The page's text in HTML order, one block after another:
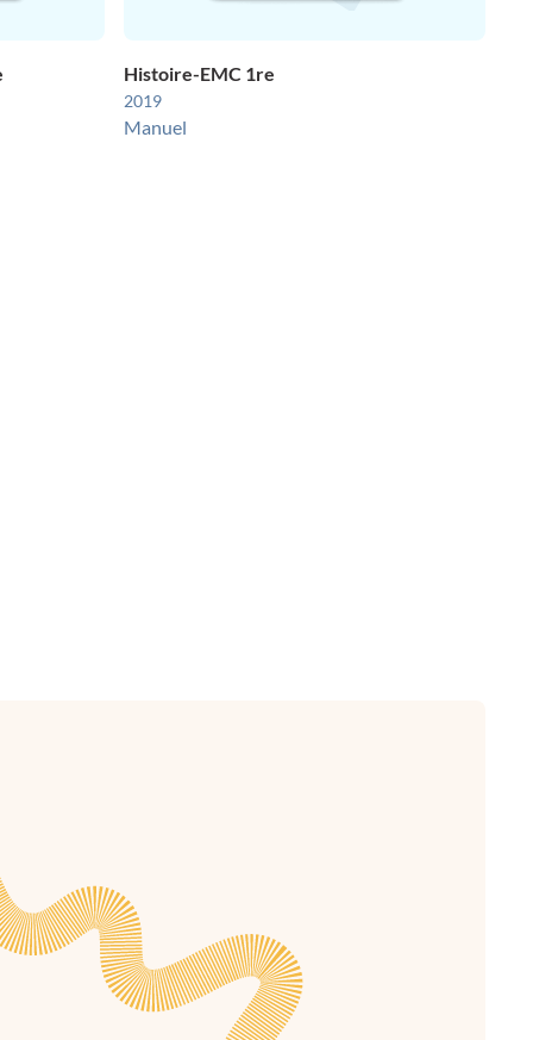
Histoire-EMC 1re
2019
Manuel